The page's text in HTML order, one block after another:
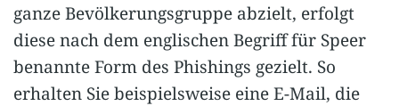
ganze Bevölkerungsgruppe abzielt, erfolgt
diese nach dem englischen Begriff für Speer
benannte Form des Phishings gezielt. So
erhalten Sie beispielsweise eine E-Mail, die